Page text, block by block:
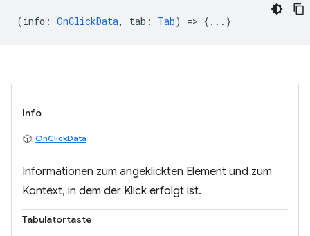
(info : OnClickData, tab : Tab) => {...}
Info
OnClickData
Informationen zum angeklickten Element und zum
Kontext, in dem der Klick erfolgt ist.
Tabulatortaste